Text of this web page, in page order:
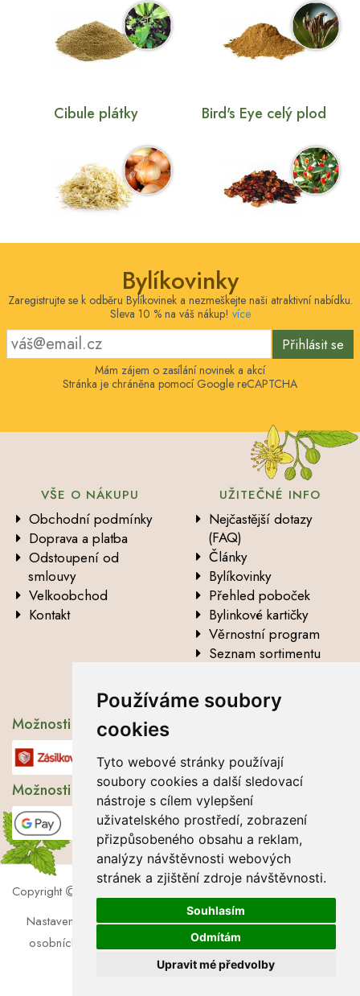
Používáme soubory
cookies
Tyto webové stránky používají
soubory cookies a další sledovací
nástroje s cílem vylepšení
uživatelského prostředí, zobrazení
přizpůsobeného obsahu a reklam,
analýzy návštěvnosti webových
stránek a zjištění zdroje návštěvnosti.
Souhlasím
Odmítám
Upravit mé předvolby
Cibule plátky Bird's Eye celý plod
Bylíkovinky
Zaregistrujte se k odběru Bylíkovinek a nezmeškejte naši atraktivní nabídku.
Sleva 10 % na váš nákup! více
Přihlásit se
Mám zájem o zasílání novinek a akcí
Stránka je chráněna pomocí Google reCAPTCHA
VŠE O NÁKUPU
Obchodní podmínky
Doprava a platba
Odstoupení od
smlouvy
Velkoobchod
Kontakt
UŽITEČNÉ INFO
Nejčastější dotazy
(FAQ)
Články
Bylíkovinky
Přehled poboček
Bylinkové kartičky
Věrnostní program
Seznam sortimentu
údajů
Možnosti dopravy
Možnosti platby
Copyright
2026 Lbros s.r.o.
Nastavení cookies|Soubory cookies|Zásady zpracování
osobních údajů
Souhlas se zpracováním osobních údajů